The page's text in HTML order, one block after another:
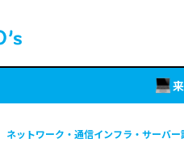
ネットワーク・通信インフラ・サーバ